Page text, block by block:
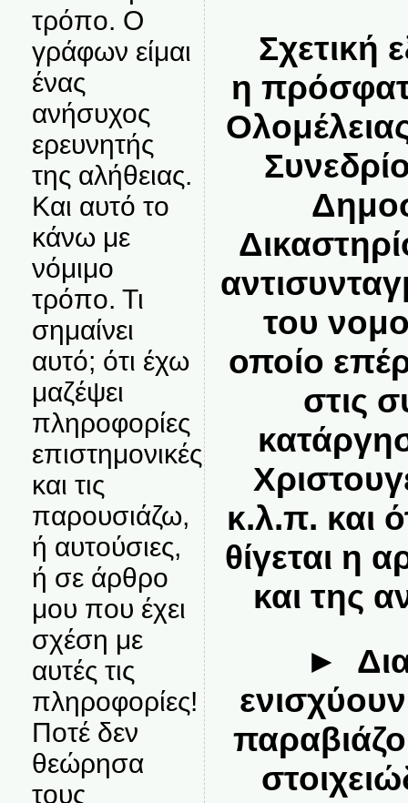
τρόπο. Ο
γράφων είμαι
ένας
ανήσυχος
ερευνητής
της αλήθειας.
Και αυτό το
κάνω με
νόμιμο
τρόπο. Τι
σημαίνει
αυτό; ότι έχω
μαζέψει
πληροφορίες
επιστημονικές
και τις
παρουσιάζω,
ή αυτούσιες,
ή σε άρθρο
μου που έχει
σχέση με
αυτές τις
πληροφορίες!
Ποτέ δεν
θεώρησα
τους
Σχετική
η
του
οποίο
στις
κ.λ.π. και
θίγεται η
και της
►